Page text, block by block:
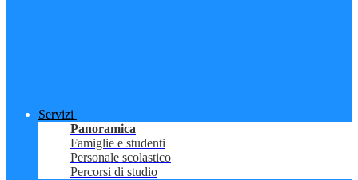
Servizi
Panoramica
Famiglie e studenti
Personale scolastico
Percorsi di studio